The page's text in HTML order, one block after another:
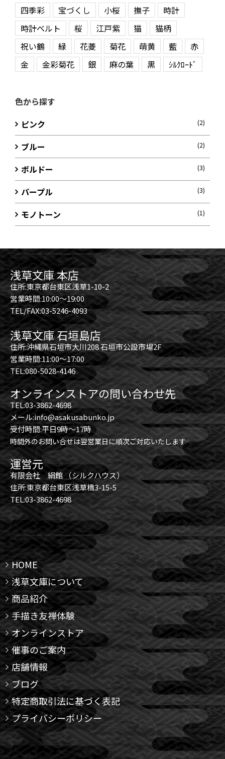
四季彩
宝づくし 小桜 撫子
時計
時計ベルト
桜 江戸紫 猫
猫柄
祝い鶴
緑 花菱 菊花 萌黄 藍
赤
金
金彩菊花 銀 麻の葉 黒 ｼﾙｸﾛｰﾄﾞ
色から探す
ピンク
(2)
ブルー (2)
ボルドー (3)
パープル (3)
モノトーン (1)
浅草文庫 本店
住所:東京都台東区浅草1-10-2
営業時間:10:00～19:00
TEL/FAX:03-5246-4093
浅草文庫 石垣島店
住所:沖縄県石垣市大川208 石垣市公設市場2F
営業時間:11:00～17:00
TEL:080-5028-4146
オンラインストアの問い合わせ先
TEL:03-3862-4698
メール:info@asakusabunko.jp
受付時間:平日9時～17時
時間外のお問い合せは翌営業日に順次ご対応いたします
運営元
有限会社 絹館 （シルクハウス）
住所:東京都台東区浅草橋3-15-5
TEL:03-3862-4698
HOME
浅草文庫について
商品紹介
手描き友禅体験
オンラインストア
催事のご案内
店舗情報
ブログ
特定商取引法に基づく表記
プライバシーポリシー